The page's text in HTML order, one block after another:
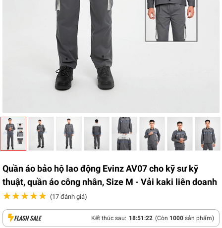
Quần áo bảo hộ lao động Evinz AV07 cho kỹ sư kỹ
thuật, quần áo công nhân, Size M - Vải kaki liên doanh
★★★★★
★★★★★ (17 đánh giá)
FLASH SALE Kết thúc sau: 18:51:21 (Còn 1000 sản phẩm)